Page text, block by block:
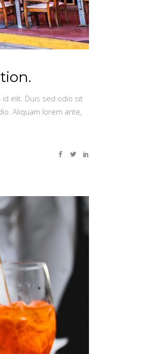
elit. Duis sed odio sit
Aliquam lorem ante,